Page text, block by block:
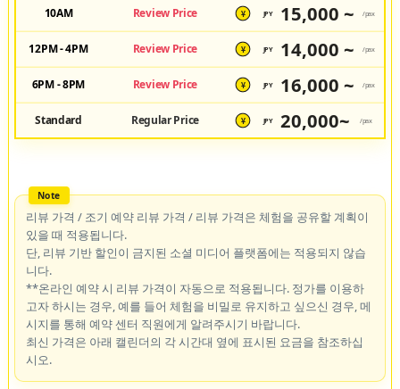
10AM Review Price ¥ JPY 15,000 ~ /pax
12PM - 4PM Review Price ¥ JPY 14,000 ~ /pax
6PM - 8PM Review Price ¥ JPY 16,000 ~ /pax
Standard Regular Price ¥ JPY 20,000~ /pax
리뷰 가격 / 조기 예약 리뷰 가격 / 리뷰 가격은 체험을 공유할 계획이
있을 때 적용됩니다.
단, 리뷰 기반 할인이 금지된 소셜 미디어 플랫폼에는 적용되지 않습
니다.
**온라인 예약 시 리뷰 가격이 자동으로 적용됩니다. 정가를 이용하
고자 하시는 경우, 예를 들어 체험을 비밀로 유지하고 싶으신 경우, 메
시지를 통해 예약 센터 직원에게 알려주시기 바랍니다.
최신 가격은 아래 캘린더의 각 시간대 옆에 표시된 요금을 참조하십
시오.